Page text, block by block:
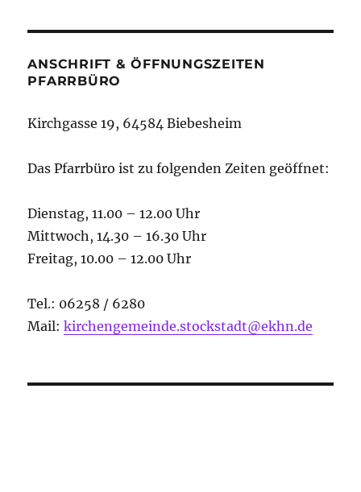
ANSCHRIFT & ÖFFNUNGSZEITEN
PFARRBÜRO
Kirchgasse 19, 64584 Biebesheim
Das Pfarrbüro ist zu folgenden Zeiten geöffnet:
Dienstag, 11.00 – 12.00 Uhr
Mittwoch, 14.30 – 16.30 Uhr
Freitag, 10.00 – 12.00 Uhr
Tel.: 06258 / 6280
Mail:kirchengemeinde.stockstadt@ekhn.de